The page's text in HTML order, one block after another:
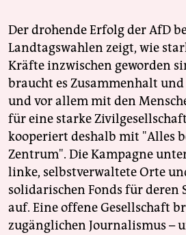
Der drohende Erfolg der AfD
Landtagswahlen zeigt, wie
Kräfte inzwischen geworden
braucht es Zusammenhalt
und vor allem mit den
für eine starke
kooperiert deshalb mit "Alles
Zentrum". Die Kampagne
linke, selbstverwaltete Orte
solidarischen Fonds für deren
auf. Eine offene Gesellschaft
zugänglichen Journalismus –